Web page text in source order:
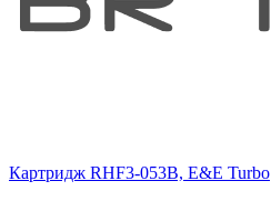
Картридж RHF3-053B, E&E Turbo